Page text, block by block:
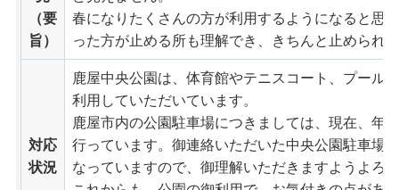
（要
旨）
春になりたくさんの方が利用するようになると思
った方が止める所も理解でき、きちんと止められ
対応
状況
鹿屋中央公園は、体育館やテニスコート、プール
利用していただいています。
鹿屋市内の公園駐車場につきましては、現在、年
行っています。御連絡いただいた中央公園駐車場
なっていますので、御理解いただきますようよろ